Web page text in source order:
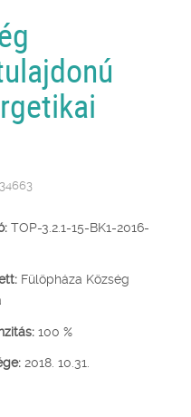
TOP-3.2.1-15-BK1-2016-
Fülöpháza Község
100 %
2018. 10.31.